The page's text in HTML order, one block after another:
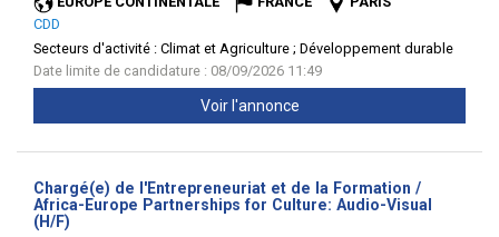
CDD
Secteurs d'activité : Climat et Agriculture ; Développement durable
Date limite de candidature : 08/09/2026 11:49
Voir l'annonce
Chargé(e) de l'Entrepreneuriat et de la Formation /
Africa-Europe Partnerships for Culture: Audio-Visual
(H/F)